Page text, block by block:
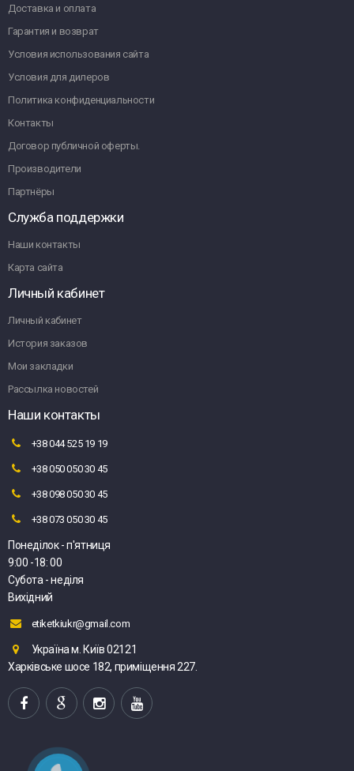
Доставка и оплата
Гарантия и возврат
Условия использования сайта
Условия для дилеров
Политика конфиденциальности
Контакты
Договор публичной оферты.
Производители
Партнёры
Служба поддержки
Наши контакты
Карта сайта
Личный кабинет
Личный кабинет
История заказов
Мои закладки
Рассылка новостей
Наши контакты
+38 044 525 19 19
+38 050 050 30 45
+38 098 050 30 45
+38 073 050 30 45
Понеділок - п'ятниця
9:00 -18: 00
Субота - неділя
Вихідний
etiketkiukr@gmail.com
Україна м. Київ 02121
Харківське шосе 182, приміщення 227.